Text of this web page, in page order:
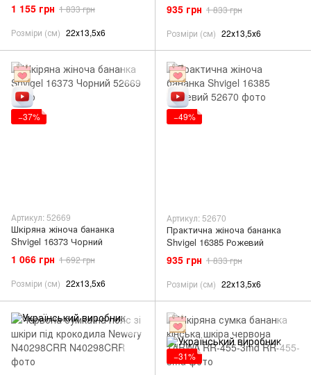
1 155 грн 1 833 грн
Розміри (см) 22х13,5х6
935 грн 1 833 грн
Розміри (см) 22х13,5х6
−37%
Артикул: 52669
Шкіряна жіноча бананка
Shvigel 16373 Чорний
1 066 грн 1 692 грн
Розміри (см) 22х13,5х6
−49%
Артикул: 52670
Практична жіноча бананка
Shvigel 16385 Рожевий
935 грн 1 833 грн
Розміри (см) 22х13,5х6
−31%